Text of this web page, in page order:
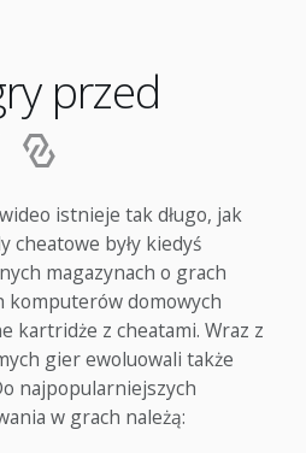
przed
istnieje tak długo, jak
cheatowe były kiedyś
magazynach o grach
komputerów domowych
kartridże z cheatami. Wraz z
gier ewoluowali także
najpopularniejszych
w grach należą: